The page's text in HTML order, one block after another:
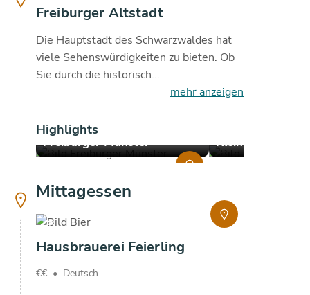
Freiburger Altstadt
Die Hauptstadt des Schwarzwaldes hat
viele Sehenswürdigkeiten zu bieten. Ob
Sie durch die historisch...
mehr anzeigen
Highlights
copyright
Freiburger Münster
copyright
Klein Venedig
Mittagessen
copyright
Hausbrauerei Feierling
€€ • Deutsch